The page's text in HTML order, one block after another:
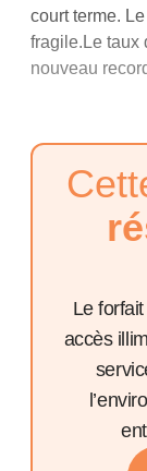
court terme.
fragile.Le taux
nouveau
Le
accès